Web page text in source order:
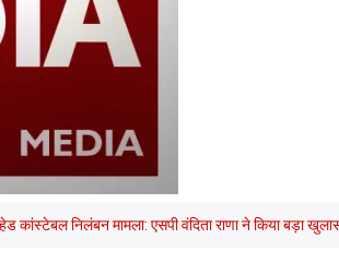
कांस्टेबल निलंबन मामला: एसपी वंदिता राणा ने किया बड़ा